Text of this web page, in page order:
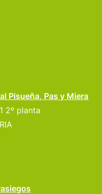
Pisueña, Pas y Miera
2º planta